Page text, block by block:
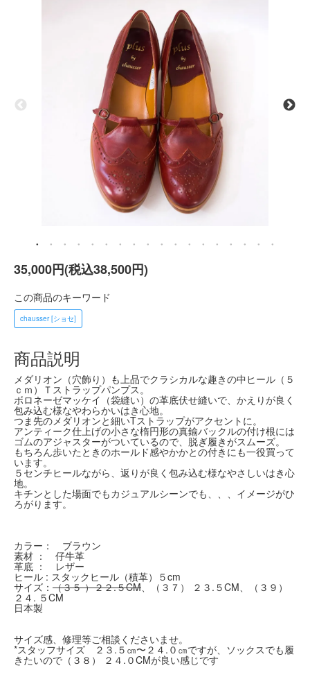
35,000円(税込38,500円)
この商品のキーワード
chausser [ショセ]
商品説明
メダリオン（穴飾り）も上品でクラシカルな趣きの中ヒール（５
ｃｍ）Ｔストラップパンプス。
ボロネーゼマッケイ（袋縫い）の革底伏せ縫いで、かえりが良く
包み込む様なやわらかいはき心地。
つま先のメダリオンと細いTストラップがアクセントに。
アンティーク仕上げの小さな楕円形の真鍮バックルの付け根には
ゴムのアジャスターがついているので、脱ぎ履きがスムーズ。
もちろん歩いたときのホールド感やかかとの付きにも一役買って
います。
５センチヒールながら、返りが良く包み込む様なやさしいはき心
地。
キチンとした場面でもカジュアルシーンでも、、、イメージがひ
ろがります。
カラー： ブラウン
素材 ： 仔牛革
革底 ： レザー
ヒール : スタックヒール（積革）５cm
サイズ： （３５ ）２２.５CM、（３７） ２３.５CM、（３９）
２４. ５CM
日本製
サイズ感、修理等ご相談くださいませ。
*スタッフサイズ ２３.５㎝〜２４.０㎝ですが、ソックスでも履
きたいので（３８） ２４.０CMが良い感じです